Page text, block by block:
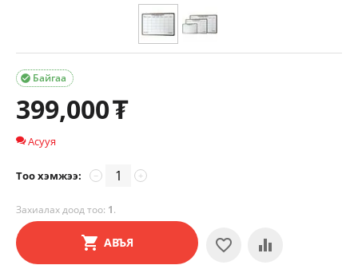
Байгаа

399,000₮
Асууя
Тоо хэмжээ: +
−
Захиалах доод тоо: 1.
АВЪЯ